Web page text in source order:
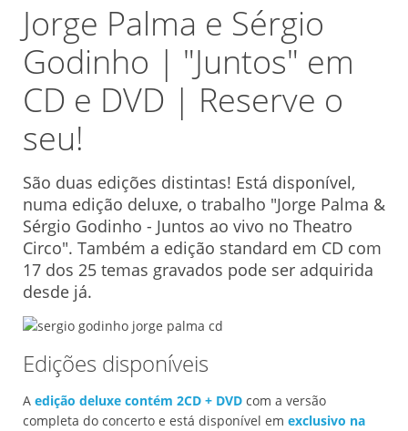
Jorge Palma e Sérgio
Godinho | "Juntos" em
CD e DVD | Reserve o
seu!
São duas edições distintas! Está disponível,
numa edição deluxe, o trabalho "Jorge Palma &
Sérgio Godinho - Juntos ao vivo no Theatro
Circo". Também a edição standard em CD com
17 dos 25 temas gravados pode ser adquirida
desde já.
Edições disponíveis
A edição deluxe contém 2CD + DVD com a versão
completa do concerto e está disponível em exclusivo na